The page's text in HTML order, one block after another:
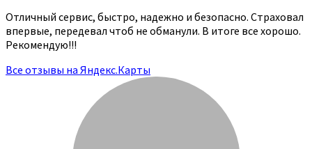
Отличный сервис, быстро, надежно и безопасно. Страховал
впервые, передевал чтоб не обманули. В итоге все хорошо.
Рекомендую!!!
Все отзывы на Яндекс.Карты